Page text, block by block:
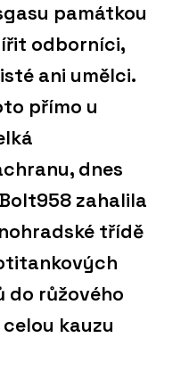
památkou
odborníci,
ani umělci.
přímo u
dnes
zahalila
třídě
do růžového
kauzu